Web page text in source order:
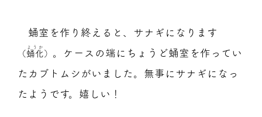
蛹室を作り終えると、サナギになります
（蛹化
ようか
） 。ケースの端にちょうど蛹室を作ってい
たカブトムシがいました。無事にサナギになっ
たようです。嬉しい！